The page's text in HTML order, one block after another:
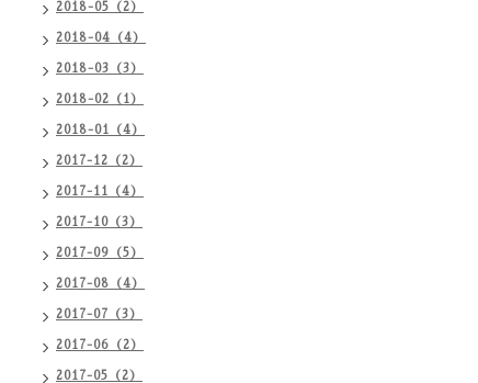
2018-05（2）
2018-04（4）
2018-03（3）
2018-02（1）
2018-01（4）
2017-12（2）
2017-11（4）
2017-10（3）
2017-09（5）
2017-08（4）
2017-07（3）
2017-06（2）
2017-05（2）